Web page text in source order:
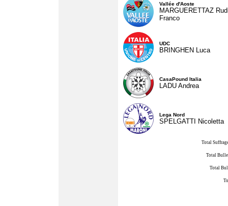
Vallée d'Aoste
MARGUERETTAZ
Franco
UDC
BRINGHEN Luca
CasaPound Italia
LADU Andrea
Lega Nord
SPELGATTI Nicoletta
Total
Total
Total